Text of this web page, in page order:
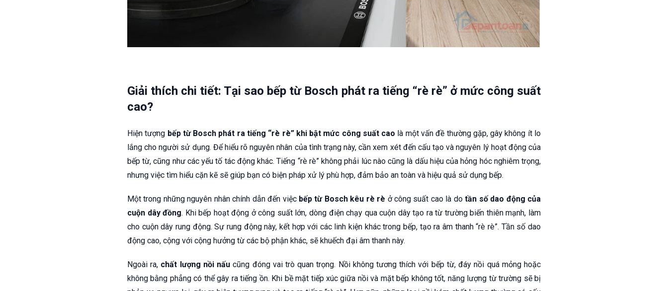
Giải thích chi tiết: Tại sao bếp từ Bosch phát ra tiếng “rè rè” ở mức công suất
cao?
Hiện tượng bếp từ Bosch phát ra tiếng “rè rè” khi bật mức công suất cao là một vấn đề thường gặp, gây không ít lo
lắng cho người sử dụng. Để hiểu rõ nguyên nhân của tình trạng này, cần xem xét đến cấu tạo và nguyên lý hoạt động của
bếp từ, cũng như các yếu tố tác động khác. Tiếng “rè rè” không phải lúc nào cũng là dấu hiệu của hỏng hóc nghiêm trọng,
nhưng việc tìm hiểu cặn kẽ sẽ giúp bạn có biện pháp xử lý phù hợp, đảm bảo an toàn và hiệu quả sử dụng bếp.
Một trong những nguyên nhân chính dẫn đến việc bếp từ Bosch kêu rè rè ở công suất cao là dotần số dao động của
cuộn dây đồng. Khi bếp hoạt động ở công suất lớn, dòng điện chạy qua cuộn dây tạo ra từ trường biến thiên mạnh, làm
cho cuộn dây rung động. Sự rung động này, kết hợp với các linh kiện khác trong bếp, tạo ra âm thanh “rè rè”. Tần số dao
động cao, cộng với cộng hưởng từ các bộ phận khác, sẽ khuếch đại âm thanh này.
Ngoài ra, chất lượng nồi nấu cũng đóng vai trò quan trọng. Nồi không tương thích với bếp từ, đáy nồi quá mỏng hoặc
không bằng phẳng có thể gây ra tiếng ồn. Khi bề mặt tiếp xúc giữa nồi và mặt bếp không tốt, năng lượng từ trường sẽ bị